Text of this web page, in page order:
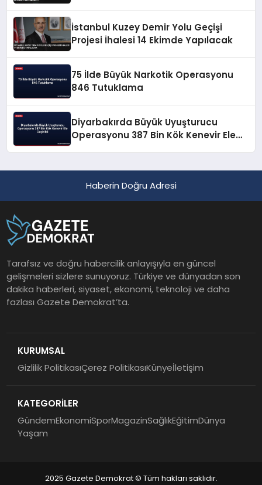
İstanbul Kuzey Demir Yolu Geçişi
Projesi İhalesi 14 Ekimde Yapılacak
75 İlde Büyük Narkotik Operasyonu
846 Tutuklama
Diyarbakırda Büyük Uyuşturucu
Operasyonu 387 Bin Kök Kenevir Ele
Haberin Doğru Adresi
Tarafsız ve doğru habercilik anlayışıyla en güncel
gelişmeleri sizlere sunuyoruz. Türkiye ve dünyadan son
dakika haberleri, siyaset, ekonomi, teknoloji ve daha
fazlası Gazete Demokrat’ta.
KURUMSAL
Gizlilik PolitikasıÇerez PolitikasıKünyeİletişim
KATEGORİLER
GündemEkonomiSporMagazinSağlıkEğitimDünya
Yaşam
2025 Gazete Demokrat © Tüm hakları saklıdır.